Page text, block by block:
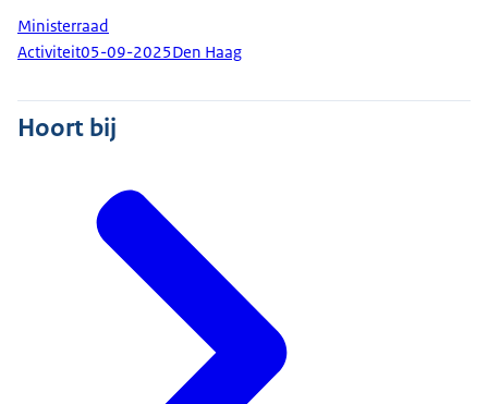
Ministerraad
Activiteit05-09-2025Den Haag
Hoort bij